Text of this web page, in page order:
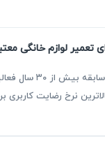
تعمیر لوازم خانگی
بله.
نرخ رضایت